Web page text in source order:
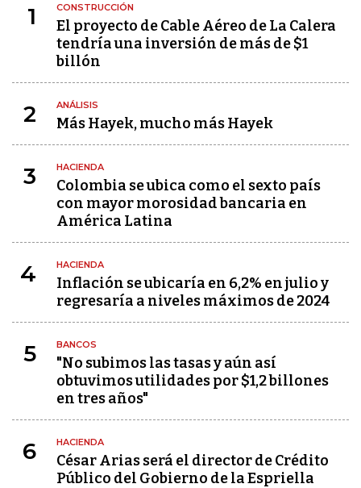
1 CONSTRUCCIÓN
El proyecto de Cable Aéreo de La Calera
tendría una inversión de más de $1
billón
2 ANÁLISIS
Más Hayek, mucho más Hayek
3 HACIENDA
Colombia se ubica como el sexto país
con mayor morosidad bancaria en
América Latina
4 HACIENDA
Inflación se ubicaría en 6,2% en julio y
regresaría a niveles máximos de 2024
5 BANCOS
"No subimos las tasas y aún así
obtuvimos utilidades por $1,2 billones
en tres años"
6 HACIENDA
César Arias será el director de Crédito
Público del Gobierno de la Espriella